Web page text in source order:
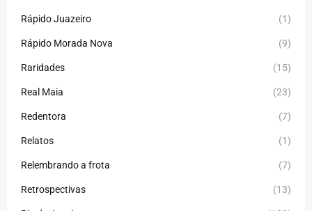
Rápido Juazeiro (1)
Rápido Morada Nova (9)
Raridades (15)
Real Maia (23)
Redentora (7)
Relatos (1)
Relembrando a frota (7)
Retrospectivas (13)